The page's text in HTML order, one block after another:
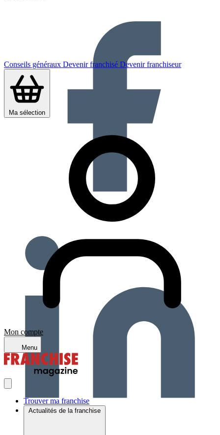
Conseils généraux Devenir franchisé Devenir franchiseur
Ma sélection
Mon compte
Menu
Trouver ma franchise
Actualités de la franchise